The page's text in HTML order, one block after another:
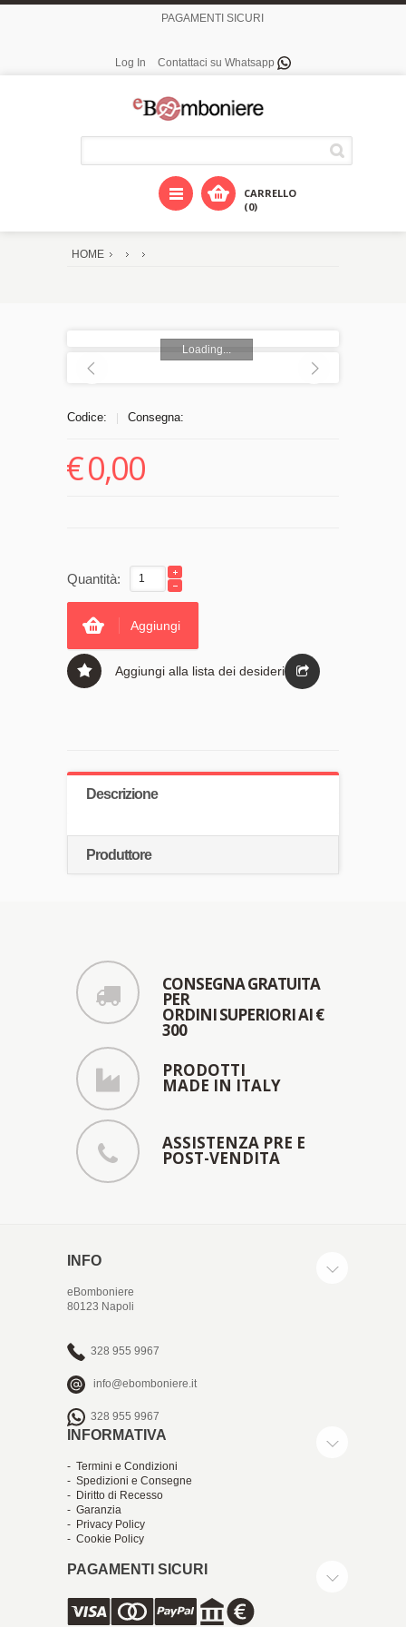
PAGAMENTI SICURI
Log In Contattaci su Whatsapp
CARRELLO
(0)
HOME
Loading...
Codice: Consegna:
€0,00
Quantità:
Aggiungi
Aggiungi alla lista dei desideri
Descrizione
Produttore
CONSEGNA GRATUITA
PER
ORDINI SUPERIORI AI €
300
PRODOTTI
MADE IN ITALY
ASSISTENZA PRE E
POST-VENDITA
INFO
eBomboniere
80123 Napoli
328 955 9967
info@ebomboniere.it
328 955 9967
INFORMATIVA
- Termini e Condizioni
- Spedizioni e Consegne
- Diritto di Recesso
- Garanzia
- Privacy Policy
- Cookie Policy
PAGAMENTI SICURI